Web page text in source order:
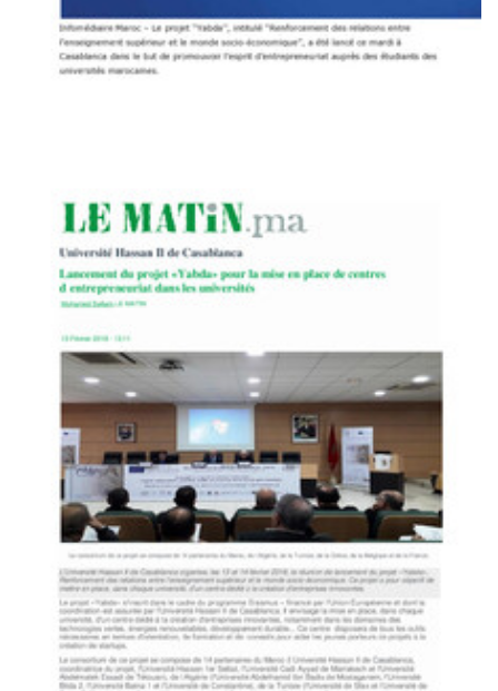
Infomédiaire Maroc
Universités: Le projet «Yabda» lancé au Maroc
Yabda on the Media PDF 66.20K